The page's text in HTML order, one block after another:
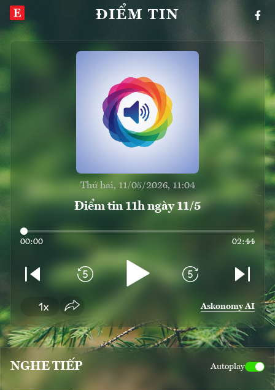
ĐIỂM TIN
Thứ hai, 11/05/2026, 11:04
Điểm tin 11h ngày 11/5
00:00 02:44
Askonomy AI
NGHE TIẾP Autoplay